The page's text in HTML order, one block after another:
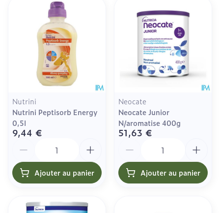
Nutrini
Nutrini Peptisorb Energy
0,5l
9,44 €
Ajouter au panier
Neocate
Neocate Junior
N/aromatise 400g
51,63 €
Ajouter au panier